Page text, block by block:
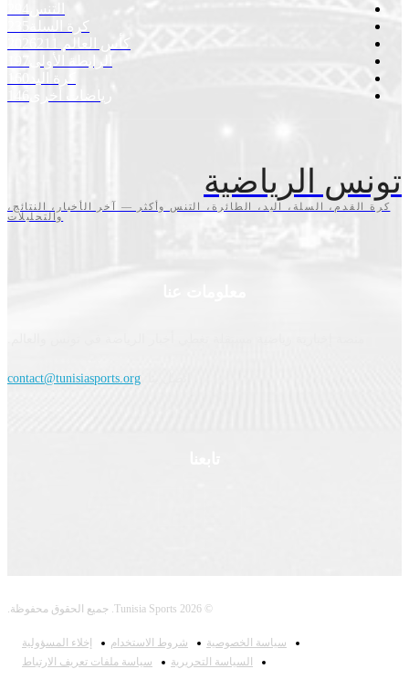
كرة السلة 235
كأس العالم 2026
الرابطة الأولى
197
160
رياضات أخرى
146
الرياضية
السلة، اليد، الطائرة، التنس وأكثر — آخر الأخبار، النتائج،
والتحليلات
contact@tunisiasports.org
سياسة الخصوصية شروط الاستخدام
إخلاء المسؤولية
السياسة التحريرية
سياسة ملفات تعريف الارتباط